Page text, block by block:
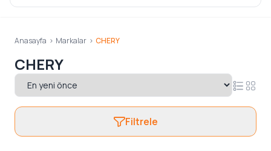
Anasayfa > Markalar > CHERY
CHERY
Filtrele